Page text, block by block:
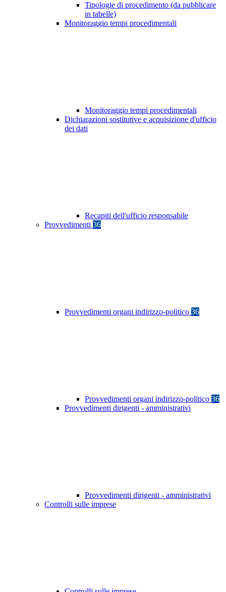
Tipologie di procedimento (da pubblicare
in tabelle)
Monitoraggio tempi procedimentali
Monitoraggio tempi procedimentali
Dichiarazioni sostitutive e acquisizione d'ufficio
dei dati
Recapiti dell'ufficio responsabile
Provvedimenti 36
Provvedimenti organi indirizzo-politico 36
Provvedimenti organi indirizzo-politico 36
Provvedimenti dirigenti - amministrativi
Provvedimenti dirigenti - amministrativi
Controlli sulle imprese